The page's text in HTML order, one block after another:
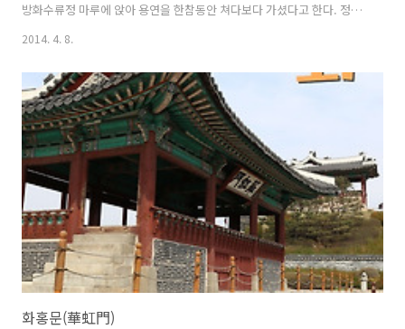
방화수류정 마루에 앉아 용연을 한참동안 쳐다보다 가셨다고 한다. 정조
대왕의 오언율시中 :
隨柳亭) 정조 대왕이 1794년(정조 18) 수원 천도를 위해 화성을 축조할
때 성곽 위에 꾸며졌던 정자와 누각 가운데 하나이다. (출처 : 네이버 지식
백과) 방화수류정(訪花隨柳亭)과 용연(龍淵)
2014. 4. 8.
화홍문(華虹門)